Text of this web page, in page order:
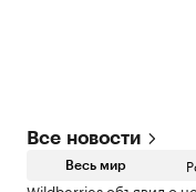
Все новости
Весь мир